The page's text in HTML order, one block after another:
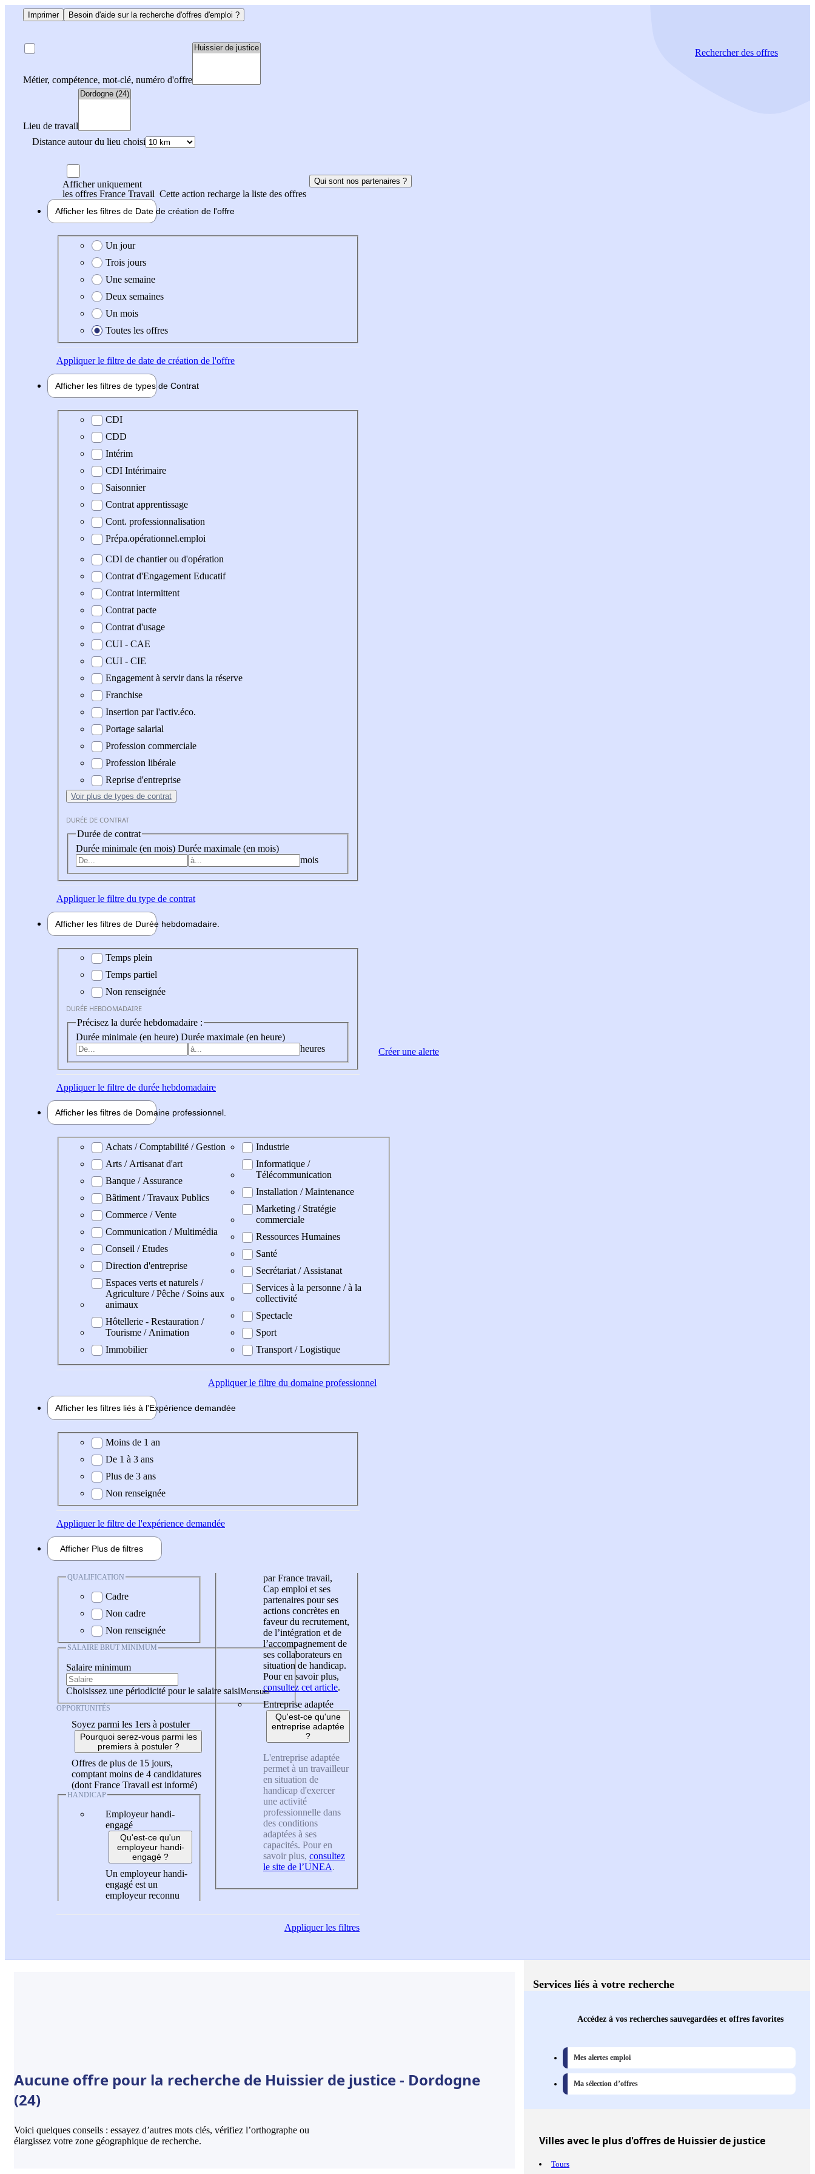
Imprimer Besoin d'aide sur la recherche d'offres d'emploi ?
Métier, compétence, mot-clé, numéro d'offre
Lieu de travail
Distance autour du lieu choisi
Rechercherdes offres
Afficher uniquement
les offres France Travail Cette action recharge la liste des offres
Qui sont nos partenaires ?
Afficher les filtres de Date de création de l'offre
Date de création de l'offre
Un jour
Trois jours
Une semaine
Deux semaines
Un mois
Toutes les offres
Appliquerle filtre de date de création de l'offre
Afficher les filtres de types de Contrat
Type de contrat
CDI
CDD
Intérim
CDI Intérimaire
Saisonnier
Contrat apprentissage
Cont. professionnalisation
Prépa.opérationnel.emploi
CDI de chantier ou d'opération
Contrat d'Engagement Educatif
Contrat intermittent
Contrat pacte
Contrat d'usage
CUI - CAE
CUI - CIE
Engagement à servir dans la réserve
Franchise
Insertion par l'activ.éco.
Portage salarial
Profession commerciale
Profession libérale
Reprise d'entreprise
Voir plus de types de contrat
DURÉE DE CONTRAT
Durée de contrat
Durée minimale (en mois) Durée maximale (en mois)
mois
Appliquerle filtre du type de contrat
Afficher les filtres de Durée hebdomadaire
Durée hebdomadaire
Temps plein
Temps partiel
Non renseignée
DURÉE HEBDOMADAIRE
Précisez la durée hebdomadaire :
Durée minimale (en heure) Durée maximale (en heure)
heures
Appliquerle filtre de durée hebdomadaire
Afficher les filtres de Domaine professionnel
Domaine professionel
Achats / Comptabilité / Gestion
Arts / Artisanat d'art
Banque / Assurance
Bâtiment / Travaux Publics
Commerce / Vente
Communication / Multimédia
Conseil / Etudes
Direction d'entreprise
Espaces verts et naturels /
Agriculture / Pêche / Soins aux
animaux
Hôtellerie - Restauration /
Tourisme / Animation
Immobilier
Industrie
Informatique /
Télécommunication
Installation / Maintenance
Marketing / Stratégie
commerciale
Ressources Humaines
Santé
Secrétariat / Assistanat
Services à la personne / à la
collectivité
Spectacle
Sport
Transport / Logistique
Appliquerle filtre du domaine professionnel
Afficher les filtres liés à l'Expérience demandée
Expérience demandée
Moins de 1 an
De 1 à 3 ans
Plus de 3 ans
Non renseignée
Appliquerle filtre de l'expérience demandée
Afficher Plus de filtres
QUALIFICATION
Cadre
Non cadre
Non renseignée
SALAIRE BRUT MINIMUM
Salaire minimum
Choisissez une périodicité pour le salaire saisi
OPPORTUNITÉS
Soyez parmi les 1ers à postuler
Pourquoi serez-vous parmi les
premiers à postuler ?
Offres de plus de 15 jours,
comptant moins de 4 candidatures
(dont France Travail est informé)
HANDICAP
Employeur handi-
engagé
Qu'est-ce qu'un
employeur handi-
engagé ?
Un employeur handi-
engagé est un
employeur reconnu
par France travail,
Cap emploi et ses
partenaires pour ses
actions concrètes en
faveur du recrutement,
de l’intégration et de
l’accompagnement de
ses collaborateurs en
situation de handicap.
Pour en savoir plus,
consultez cet article.
Entreprise adaptée
Qu'est-ce qu'une
entreprise adaptée
?
L'entreprise adaptée
permet à un travailleur
en situation de
handicap d'exercer
une activité
professionnelle dans
des conditions
adaptées à ses
capacités. Pour en
savoir plus, consultez
le site de l’UNEA.
Appliquerles filtres
Créer une alerte
Aucune offre pour la recherche de Huissier de justice - Dordogne
(24)
Voici quelques conseils : essayez d’autres mots clés, vérifiez l’orthographe ou
élargissez votre zone géographique de recherche.
Services liés à votre recherche
Accédez à vos recherches sauvegardées et offres favorites
Mes alertes emploi
Ma sélection d’offres
Villesavec le plus d'offres de Huissier de justice
Tours